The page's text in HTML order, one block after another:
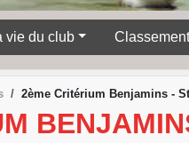
vie du club
2ème Critérium Benjamins -